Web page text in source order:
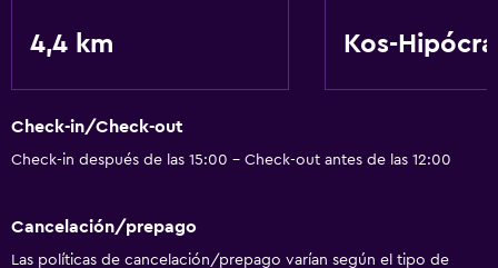
4,4 km Kos-
Check-in/Check-out
Check-in después de las 15:00 - Check-out antes de las 12:00
Cancelación/prepago
Las políticas de cancelación/prepago varían según el tipo de